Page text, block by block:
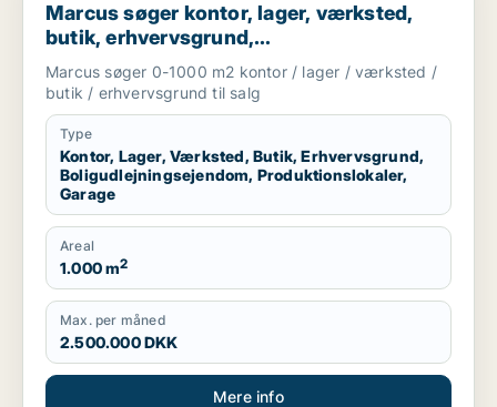
Marcus søger kontor, lager, værksted,
butik, erhvervsgrund,
boligudlejningsejendom,
produktionslokaler eller garage til salg i
Storkøbenhavn
Marcus søger 0-1000 m2 kontor / lager / værksted /
butik / erhvervsgrund til salg
Type
Kontor, Lager, Værksted, Butik, Erhvervsgrund,
Boligudlejningsejendom, Produktionslokaler,
Garage
Areal
1.000 m2
Max. per måned
2.500.000 DKK
Mere info